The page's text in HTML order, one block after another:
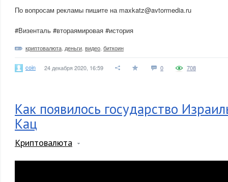
По вопросам рекламы пишите на maxkatz@avtormedia.ru
#Визенталь #втораямировая #история
криптовалюта деньги видео биткоин
coin 24 декабря 2020, 16:59 0 708
Как появилось государство
Кац
Криптовалюта